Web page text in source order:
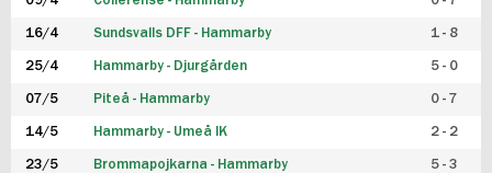
16/4 Sundsvalls DFF - Hammarby 1 - 8
25/4 Hammarby - Djurgården 5 - 0
07/5 Piteå - Hammarby 0 - 7
14/5 Hammarby - Umeå IK 2 - 2
23/5 Brommapojkarna - Hammarby 5 - 3